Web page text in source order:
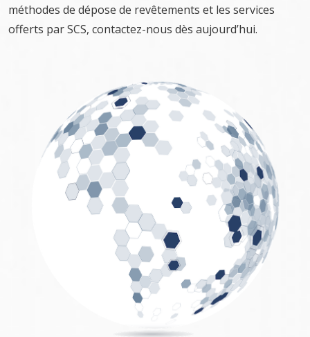
méthodes de dépose de revêtements et les services
offerts par SCS, contactez-nous dès aujourd’hui.